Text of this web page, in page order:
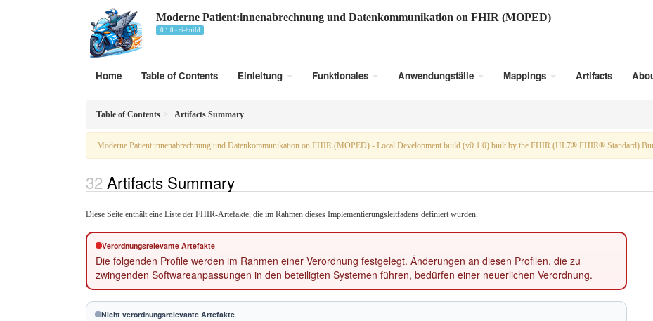
Moderne Patient:innenabrechnung und Datenkommunikation on FHIR (MOPED)
0.1.0 - ci-build
Home Table of Contents Einleitung Funktionales Anwendungsfälle Mappings Artifacts
Table of Contents Artifacts Summary
Moderne Patient:innenabrechnung und Datenkommunikation on FHIR (MOPED) - Local Development build (v0.1.0) built by the FHIR (HL7® FHIR® Standard)
Artifacts Summary
Diese Seite enthält eine Liste der FHIR-Artefakte, die im Rahmen dieses Implementierungsleitfadens definiert wurden.
Verordnungsrelevante Artefakte
Die folgenden Profile werden im Rahmen einer Verordnung festgelegt. Änderungen an diesen Profilen, die zu
zwingenden Softwareanpassungen in den beteiligten Systemen führen, bedürfen einer neuerlichen Verordnung.
Nicht verordnungsrelevante Artefakte